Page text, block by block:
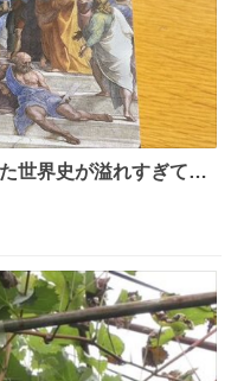
世界史が溢れすぎてて